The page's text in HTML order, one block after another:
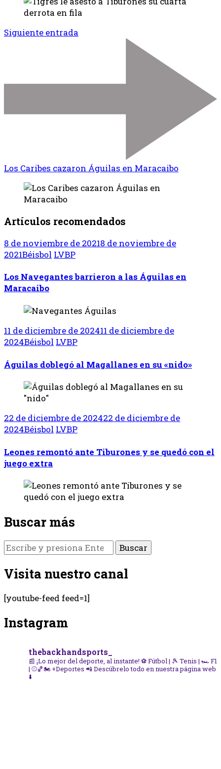
Siguiente entrada
Los Caribes cazaron Águilas en Maracaibo
Artículos recomendados
8 de noviembre de 20218 de noviembre de
2021Béisbol LVBP
Los Navegantes barrieron a las Águilas en
Maracaibo
11 de diciembre de 202411 de diciembre de
2024Béisbol LVBP
Águilas doblegó al Magallanes en su «nido»
22 de diciembre de 202422 de diciembre de
2024Béisbol LVBP
Leones remontó ante Tiburones y se quedó con el
juego extra
Buscar más
¿Buscas
algo?
Visita nuestro canal
[youtube-feed feed=1]
Instagram
thebackhandsports_
📰 ¡Lo mejor del deporte, al instante! ⚽ Fútbol | 🎾 Tenis | 🏎️ F1
| ⚾🏀🏍️ +Deportes 📲 Descúbrelo todo en nuestra página web
⬇️